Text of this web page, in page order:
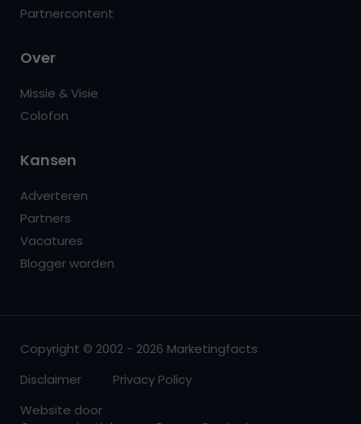
Partnercontent
Over
Missie & Visie
Colofon
Kansen
Adverteren
Partners
Vacatures
Blogger worden
Copyright © 2002 - 2026 Marketingfacts
Disclaimer
Privacy Policy
Website door